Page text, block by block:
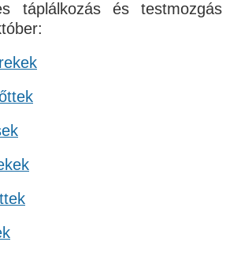
táplálkozás és